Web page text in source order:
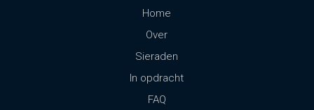
Home
Over
Sieraden
In opdracht
FAQ